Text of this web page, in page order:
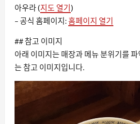
아우라 (지도 열기 )
– 공식 홈페이지: 홈페이지 열기
## 참고 이미지
아래 이미지는 매장과 메뉴 분위기를
는 참고 이미지입니다.